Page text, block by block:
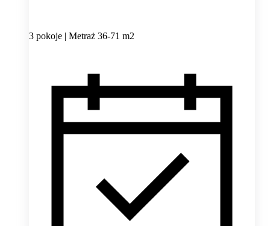
3 pokoje | Metraż 36-71 m2